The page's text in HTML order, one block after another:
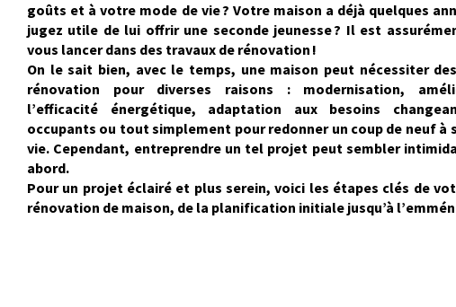
goûts et à votre mode de vie ? Votre maison a déjà quelques
jugez utile de lui offrir une seconde jeunesse ? Il est
vous lancer dans des travaux de rénovation !
On le sait bien, avec le temps, une maison peut nécessiter
rénovation pour diverses raisons : modernisation,
l’efficacité énergétique, adaptation aux besoins
occupants ou tout simplement pour redonner un coup de neuf à
vie. Cependant, entreprendre un tel projet peut sembler
abord.
Pour un projet éclairé et plus serein, voici les étapes clés de
rénovation de maison, de la planification initiale jusqu’à